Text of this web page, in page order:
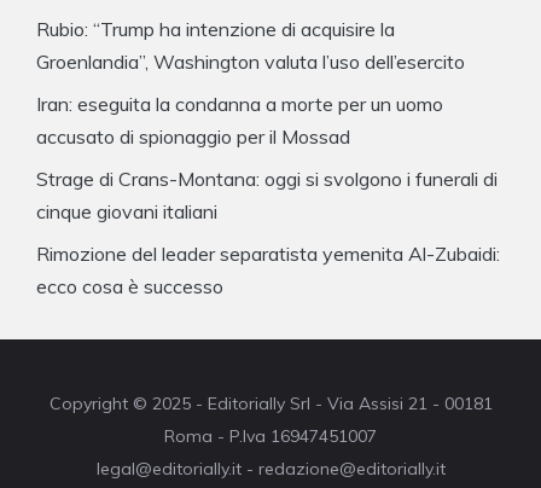
Rubio: “Trump ha intenzione di acquisire la
Groenlandia”, Washington valuta l’uso dell’esercito
Iran: eseguita la condanna a morte per un uomo
accusato di spionaggio per il Mossad
Strage di Crans-Montana: oggi si svolgono i funerali di
cinque giovani italiani
Rimozione del leader separatista yemenita Al-Zubaidi:
ecco cosa è successo
Copyright © 2025 - Editorially Srl - Via Assisi 21 - 00181
Roma - P.Iva 16947451007
legal@editorially.it - redazione@editorially.it